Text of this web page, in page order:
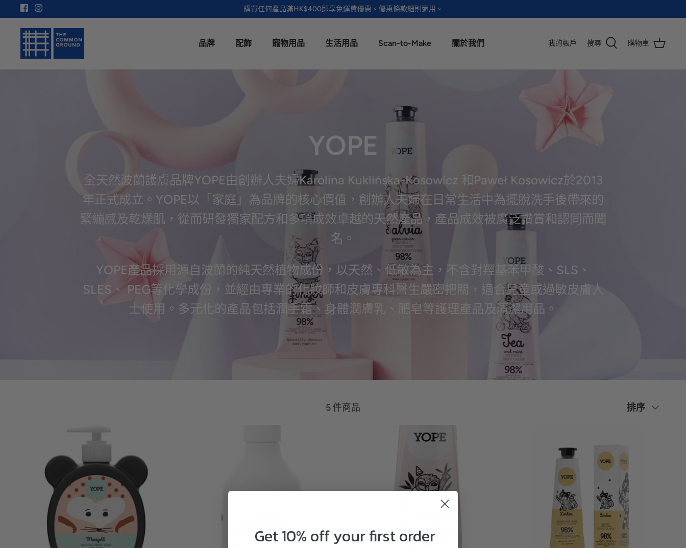
to
content
購買任何產品滿HK$400即享免運費優惠。優惠條款細則適用。
品牌 配飾 寵物用品 生活用品 Scan-to-Make 關於我們 我的帳戶 搜尋 購物車
YOPE
全天然波蘭護膚品牌YOPE由創辦人夫婦Karolina Kuklińska-Kosowicz 和Paweł Kosowicz於2013
年正式成立。YOPE以「家庭」為品牌的核心價值，創辦人夫婦在日常生活中為擺脫洗手後帶來的
緊繃感及乾燥肌，從而研發獨家配方和多項成效卓越的天然產品，產品成效被廣泛讚賞和認同而聞
名。
YOPE產品採用源自波蘭的純天然植物成份，以天然、低敏為主，不含對羥基苯甲酸、SLS、
SLES、 PEG等化學成份，並經由專業的化妝師和皮膚專科醫生嚴密把關，適合兒童或過敏皮膚人
士使用。多元化的產品包括潤手霜、身體潤膚乳、肥皂等護理產品及清潔用品。
5 件商品
排
排序
Get 10% off your first order